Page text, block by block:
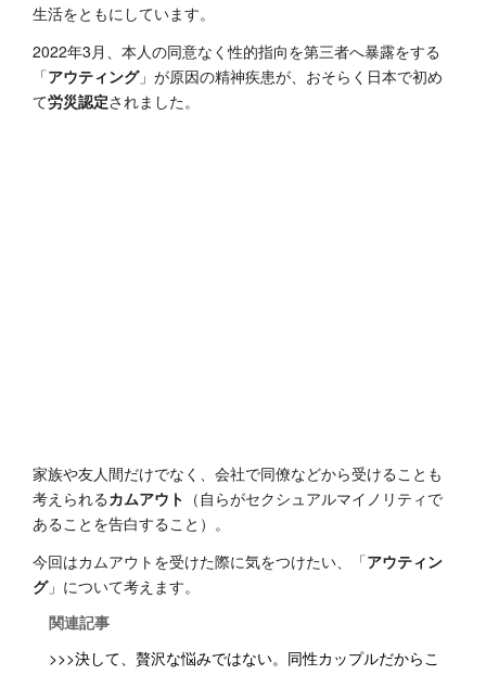
生活をともにしています。
2022年3月、本人の同意なく性的指向を第三者へ暴露をする
「アウティング」が原因の精神疾患が、おそらく日本で初め
て労災認定されました。
家族や友人間だけでなく、会社で同僚などから受けることも
考えられるカムアウト （自らがセクシュアルマイノリティで
あることを告白すること）。
今回はカムアウトを受けた際に気をつけたい、「アウティン
グ」について考えます。
関連記事
>>>決して、贅沢な悩みではない。同性カップルだからこ